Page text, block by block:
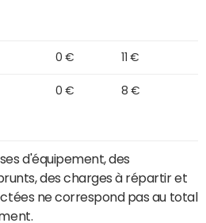
0 € 11 €
0 € 8 €
d'équipement, des
des charges à répartir et
ne correspond pas au total